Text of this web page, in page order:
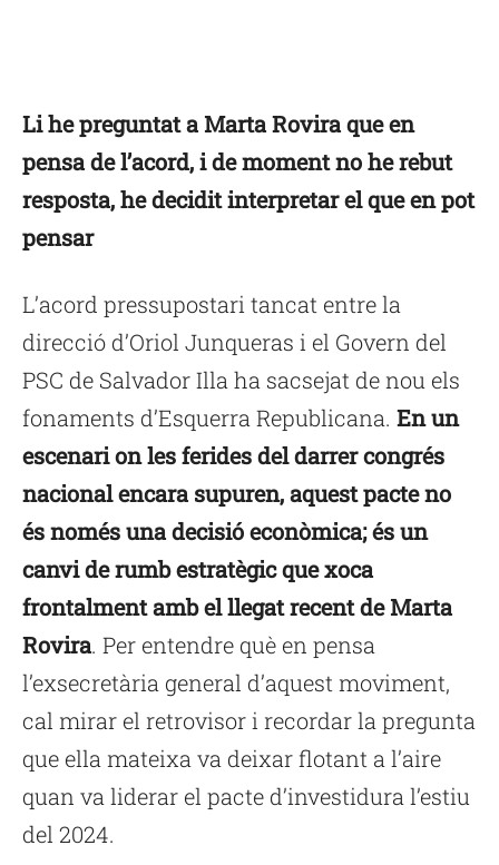
Li he preguntat a Marta Rovira que en
pensa de l’acord, i de moment no he rebut
resposta, he decidit interpretar el que en pot
pensar
L’acord pressupostari tancat entre la
direcció d’Oriol Junqueras i el Govern del
PSC de Salvador Illa ha sacsejat de nou els
fonaments d’Esquerra Republicana. En un
escenari on les ferides del darrer congrés
nacional encara supuren, aquest pacte no
és només una decisió econòmica; és un
canvi de rumb estratègic que xoca
frontalment amb el llegat recent de Marta
Rovira. Per entendre què en pensa
l’exsecretària general d’aquest moviment,
cal mirar el retrovisor i recordar la pregunta
que ella mateixa va deixar flotant a l’aire
quan va liderar el pacte d’investidura l’estiu
del 2024.